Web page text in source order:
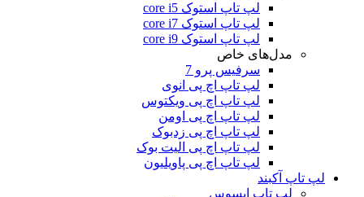
لپ تاپ استوک core i5
لپ تاپ استوک core i7
لپ تاپ استوک core i9
مدل‌های خاص
سرفیس پرو 7
لپ تاپ اچ پی انوی
لپ تاپ اچ پی ویکتوس
لپ تاپ اچ پی اومن
لپ تاپ اچ پی زدبوک
لپ تاپ اچ پی الیت بوک
لپ تاپ اچ پی پاویلیون
لپ تاپ آکبند
لپ تاپ ایسوس